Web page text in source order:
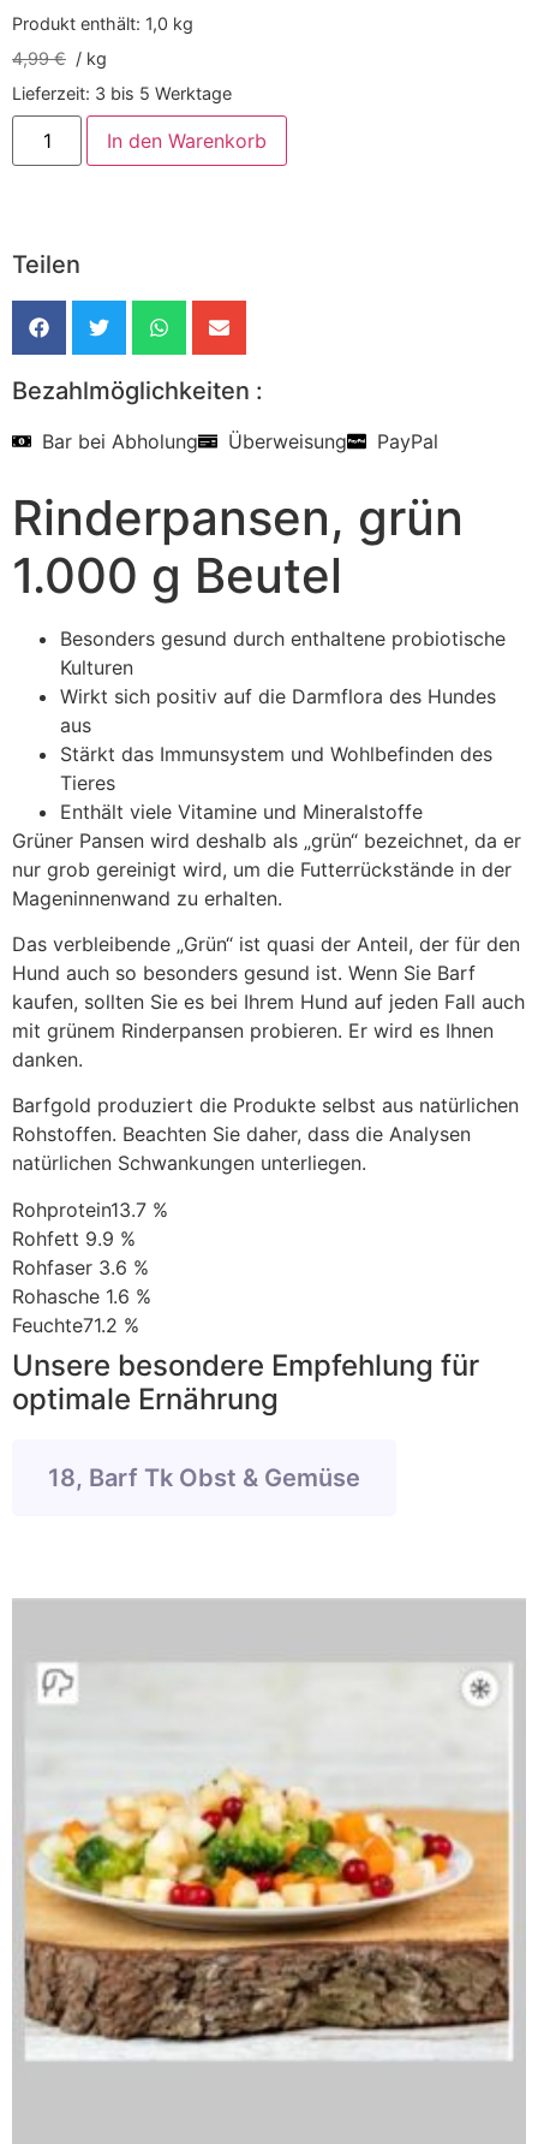
Produkt enthält: 1,0 kg
4,99€ / kg
Lieferzeit: 3 bis 5 Werktage
In den Warenkorb
Teilen
Bezahlmöglichkeiten :
Bar bei Abholung Überweisung PayPal
Rinderpansen, grün
1.000 g Beutel
Besonders gesund durch enthaltene probiotische
Kulturen
Wirkt sich positiv auf die Darmflora des Hundes
aus
Stärkt das Immunsystem und Wohlbefinden des
Tieres
Enthält viele Vitamine und Mineralstoffe
Grüner Pansen wird deshalb als „grün“ bezeichnet, da er
nur grob gereinigt wird, um die Futterrückstände in der
Mageninnenwand zu erhalten.
Das verbleibende „Grün“ ist quasi der Anteil, der für den
Hund auch so besonders gesund ist. Wenn Sie Barf
kaufen, sollten Sie es bei Ihrem Hund auf jeden Fall auch
mit grünem Rinderpansen probieren. Er wird es Ihnen
danken.
Barfgold produziert die Produkte selbst aus natürlichen
Rohstoffen. Beachten Sie daher, dass die Analysen
natürlichen Schwankungen unterliegen.
Rohprotein13.7 %
Rohfett 9.9 %
Rohfaser 3.6 %
Rohasche 1.6 %
Feuchte71.2 %
Unsere besondere Empfehlung für
optimale Ernährung
18, Barf Tk Obst & Gemüse